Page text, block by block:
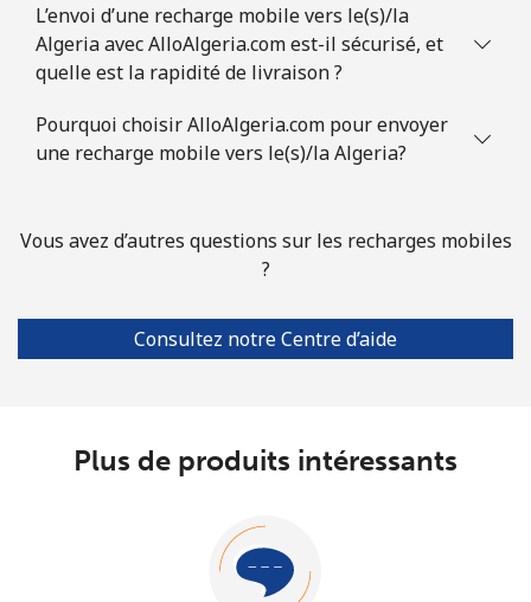
L’envoi d’une recharge mobile vers le(s)/la
Algeria avec AlloAlgeria.com est-il sécurisé, et
quelle est la rapidité de livraison ?
Pourquoi choisir AlloAlgeria.com pour envoyer
une recharge mobile vers le(s)/la Algeria?
Vous avez d’autres questions sur les recharges mobiles
?
Consultez notre Centre d’aide
Plus de produits intéressants